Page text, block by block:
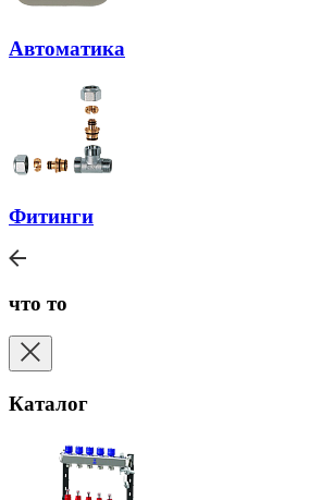
Автоматика
Фитинги
что то
Каталог